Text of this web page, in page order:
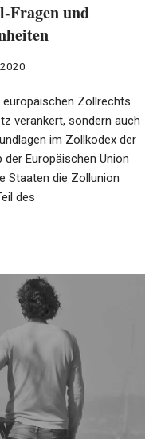
Fragen und
europäischen Zollrechts
verankert, sondern auch
im Zollkodex der
der Europäischen Union
Staaten die Zollunion
des